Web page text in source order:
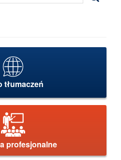
tłumaczeń
profesjonalne